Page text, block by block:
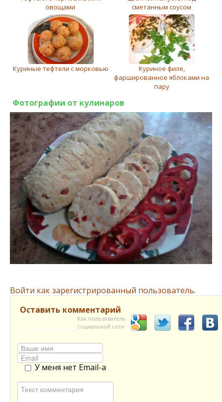
овощами
сметанным соусом
Куриные тефтели с морковью
Куриное филе,
фаршированное яблоками на
пару
Фотографии от кулинаров
Войти как зарегистрированный пользователь.
Оставить комментарий
Как пользователь
социальной сети
У меня нет Email-а